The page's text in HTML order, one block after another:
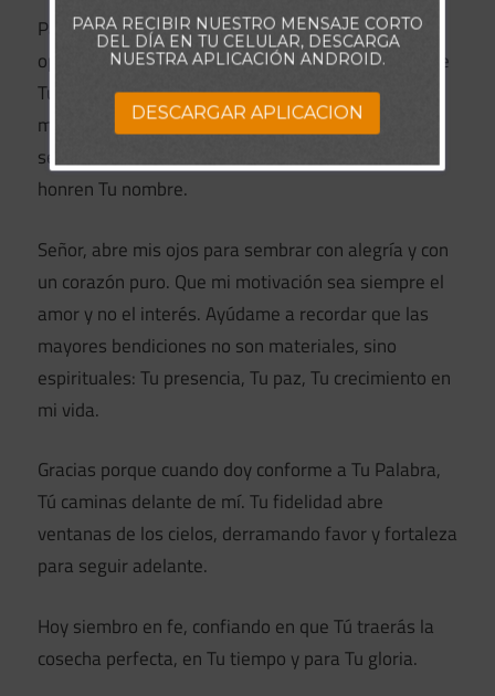
Padre, hoy vengo con un corazón agradecido por la
oportunidad de dar. No doy para recibir, sino porque
Tú me has llamado a bendecir a otros, tal como Tú
me has bendecido a mí. Gracias por permitirme
sembrar tiempo, recursos, palabras y actos que
honren Tu nombre.
Señor, abre mis ojos para sembrar con alegría y con
un corazón puro. Que mi motivación sea siempre el
amor y no el interés. Ayúdame a recordar que las
mayores bendiciones no son materiales, sino
espirituales: Tu presencia, Tu paz, Tu crecimiento en
mi vida.
Gracias porque cuando doy conforme a Tu Palabra,
Tú caminas delante de mí. Tu fidelidad abre
ventanas de los cielos, derramando favor y fortaleza
para seguir adelante.
Hoy siembro en fe, confiando en que Tú traerás la
cosecha perfecta, en Tu tiempo y para Tu gloria.
PARA RECIBIR NUESTRO MENSAJE CORTO
DEL DÍA EN TU CELULAR, DESCARGA
NUESTRA APLICACIÓN ANDROID.
DESCARGAR APLICACION